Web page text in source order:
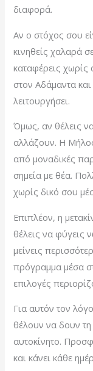
διαφορά.
Αν ο στόχος σου
κινηθείς χαλαρά
καταφέρεις χωρίς
στον Αδάμαντα
λειτουργήσει.
Όμως, αν θέλεις
αλλάζουν. Η Μήλος
από μοναδικές
σημεία με θέα.
χωρίς δικό σου
Επιπλέον, η
θέλεις να φύγεις
μείνεις
πρόγραμμα μέσα
επιλογές
Για αυτόν τον
θέλουν να δουν
αυτοκίνητο.
και κάνει κάθε